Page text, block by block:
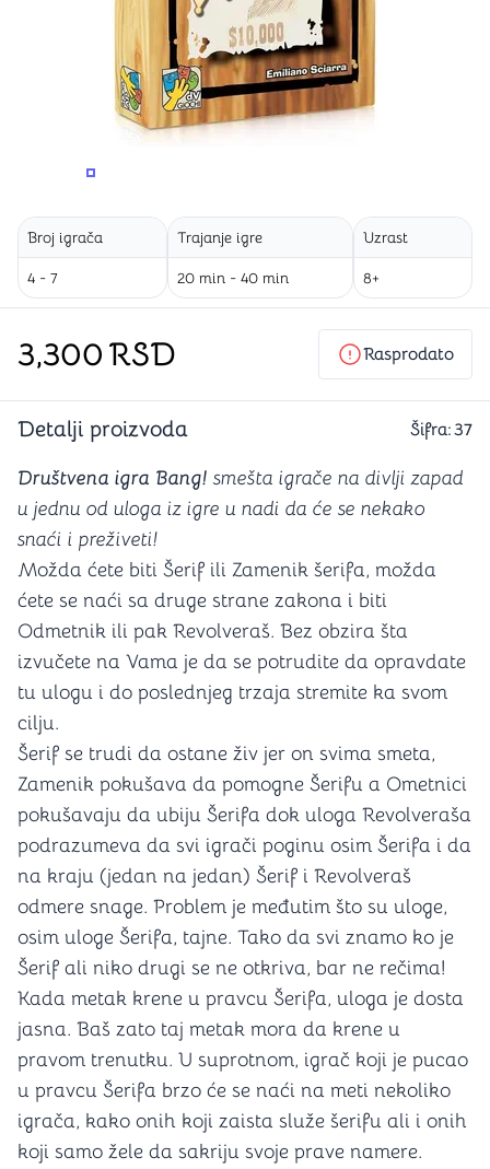
PROMENITE UGAO GLEDANJA
Broj igrača
4 - 7
Trajanje igre
20 min - 40 min
Uzrast
8+
3,300RSD Rasprodato
Detalji proizvoda Šifra:37
Društvena igra Bang! smešta igrače na divlji zapad
u jednu od uloga iz igre u nadi da će se nekako
snaći i preživeti!
Možda ćete biti Šerif ili Zamenik šerifa, možda
ćete se naći sa druge strane zakona i biti
Odmetnik ili pak Revolveraš. Bez obzira šta
izvučete na Vama je da se potrudite da opravdate
tu ulogu i do poslednjeg trzaja stremite ka svom
cilju.
Šerif se trudi da ostane živ jer on svima smeta,
Zamenik pokušava da pomogne Šerifu a Ometnici
pokušavaju da ubiju Šerifa dok uloga Revolveraša
podrazumeva da svi igrači poginu osim Šerifa i da
na kraju (jedan na jedan) Šerif i Revolveraš
odmere snage. Problem je međutim što su uloge,
osim uloge Šerifa, tajne. Tako da svi znamo ko je
Šerif ali niko drugi se ne otkriva, bar ne rečima!
Kada metak krene u pravcu Šerifa, uloga je dosta
jasna. Baš zato taj metak mora da krene u
pravom trenutku. U suprotnom, igrač koji je pucao
u pravcu Šerifa brzo će se naći na meti nekoliko
igrača, kako onih koji zaista služe šerifu ali i onih
koji samo žele da sakriju svoje prave namere.